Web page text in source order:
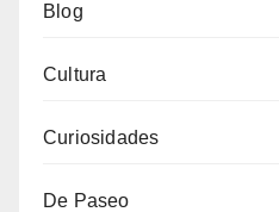
Blog
Cultura
Curiosidades
De Paseo